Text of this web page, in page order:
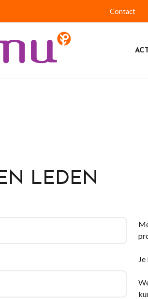
Contact
LEDEN